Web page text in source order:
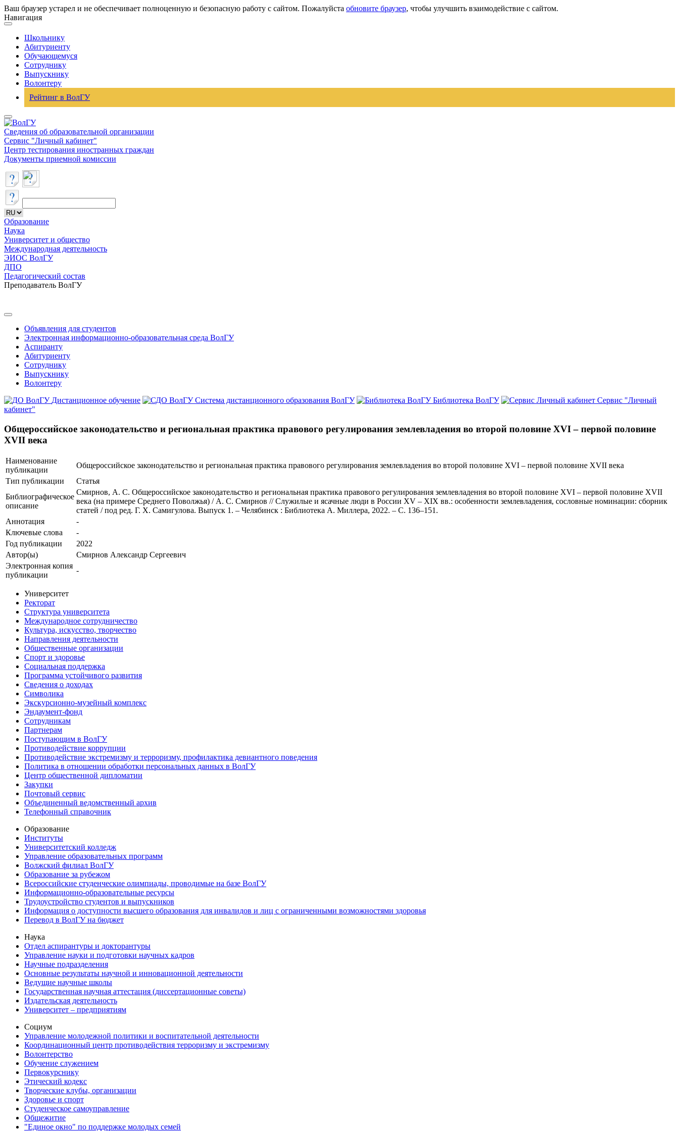
Ваш браузер устарел и не обеспечивает полноценную и безопасную работу с сайтом. Пожалуйста обновите браузер, чтобы улучшить взаимодействие с сайтом.
Навигация
Школьнику
Абитуриенту
Обучающемуся
Сотруднику
Выпускнику
Волонтеру
Рейтинг в ВолГУ
Сведения об образовательной организации
Сервис "Личный кабинет"
Центр тестирования иностранных граждан
Документы приемной комиссии
Образование
Наука
Университет и общество
Международная деятельность
ЭИОС ВолГУ
ДПО
Педагогический состав
Преподаватель ВолГУ
Объявления для студентов
Электронная информационно-образовательная среда ВолГУ
Аспиранту
Абитуриенту
Сотруднику
Выпускнику
Волонтеру
Дистанционное обучение
Система дистанционного образования ВолГУ Библиотека ВолГУ
Сервис "Личный
кабинет"
Общероссийское законодательство и региональная практика правового регулирования землевладения во второй половине XVI – первой половине
XVII века
Наименование
публикации
Общероссийское законодательство и региональная практика правового регулирования землевладения во второй половине XVI – первой половине XVII века
Тип публикации
Статья
Библиографическое
описание
Смирнов, А. С. Общероссийское законодательство и региональная практика правового регулирования землевладения во второй половине XVI – первой половине XVII
века (на примере Среднего Поволжья) / А. С. Смирнов // Служилые и ясачные люди в России XV – XIX вв.: особенности землевладения, сословные номинации: сборник
статей / под ред. Г. Х. Самигулова. Выпуск 1. – Челябинск : Библиотека А. Миллера, 2022. – С. 136–151.
Аннотация
-
Ключевые cлова
-
Год публикации
2022
Автор(ы)
Смирнов Александр Сергеевич
Электронная копия
публикации
-
Университет
Ректорат
Структура университета
Международное сотрудничество
Культура, искусство, творчество
Направления деятельности
Общественные организации
Спорт и здоровье
Социальная поддержка
Программа устойчивого развития
Сведения о доходах
Символика
Экскурсионно-музейный комплекс
Эндаумент-фонд
Сотрудникам
Партнерам
Поступающим в ВолГУ
Противодействие коррупции
Противодействие экстремизму и терроризму, профилактика девиантного поведения
Политика в отношении обработки персональных данных в ВолГУ
Центр общественной дипломатии
Закупки
Почтовый сервис
Объединенный ведомственный архив
Телефонный справочник
Образование
Институты
Университетский колледж
Управление образовательных программ
Волжский филиал ВолГУ
Образование за рубежом
Всероссийские студенческие олимпиады, проводимые на базе ВолГУ
Информационно-образовательные ресурсы
Трудоустройство студентов и выпускников
Информация о доступности высшего образования для инвалидов и лиц с ограниченными возможностями здоровья
Перевод в ВолГУ на бюджет
Наука
Отдел аспирантуры и докторантуры
Управление науки и подготовки научных кадров
Научные подразделения
Основные результаты научной и инновационной деятельности
Ведущие научные школы
Государственная научная аттестация (диссертационные советы)
Издательская деятельность
Университет – предприятиям
Социум
Управление молодежной политики и воспитательной деятельности
Координационный центр противодействия терроризму и экстремизму
Волонтерство
Обучение служением
Первокурснику
Этический кодекс
Творческие клубы, организации
Здоровье и спорт
Студенческое самоуправление
Общежитие
"Единое окно" по поддержке молодых семей